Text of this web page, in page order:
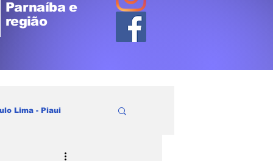
Parnaíba e
região
Lima - Piaui